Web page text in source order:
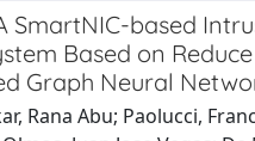
SmartNIC-based
Based on
Graph Neural
Rana Abu; Paolucci,